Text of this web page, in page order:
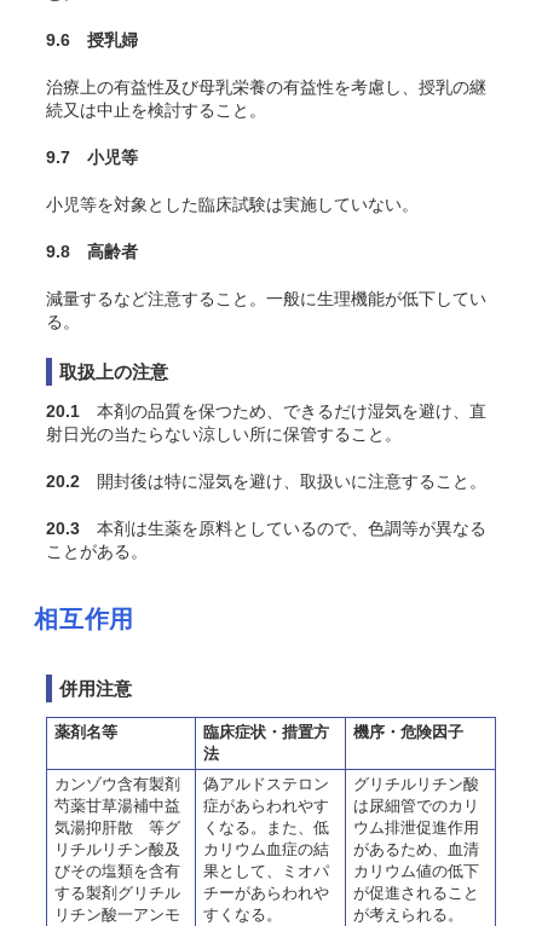
9.6 授乳婦
治療上の有益性及び母乳栄養の有益性を考慮し、授乳の継
続又は中止を検討すること。
9.7 小児等
小児等を対象とした臨床試験は実施していない。
9.8 高齢者
減量するなど注意すること。一般に生理機能が低下してい
る。
取扱上の注意
20.1 本剤の品質を保つため、できるだけ湿気を避け、直
射日光の当たらない涼しい所に保管すること。
20.2 開封後は特に湿気を避け、取扱いに注意すること。
20.3 本剤は生薬を原料としているので、色調等が異なる
ことがある。
相互作用
併用注意
薬剤名等
臨床症状・措置方
法
機序・危険因子
カンゾウ含有製剤
芍薬甘草湯補中益
気湯抑肝散 等グ
リチルリチン酸及
びその塩類を含有
する製剤グリチル
リチン酸一アンモ
偽アルドステロン
症があらわれやす
くなる。また、低
カリウム血症の結
果として、ミオパ
チーがあらわれや
すくなる。
グリチルリチン酸
は尿細管でのカリ
ウム排泄促進作用
があるため、血清
カリウム値の低下
が促進されること
が考えられる。